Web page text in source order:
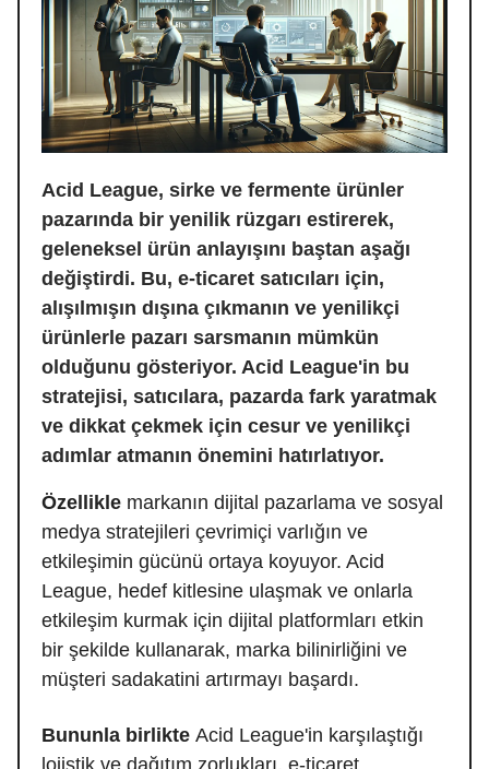
Acid League, sirke ve fermente ürünler
pazarında bir yenilik rüzgarı estirerek,
geleneksel ürün anlayışını baştan aşağı
değiştirdi. Bu, e-ticaret satıcıları için,
alışılmışın dışına çıkmanın ve yenilikçi
ürünlerle pazarı sarsmanın mümkün
olduğunu gösteriyor. Acid League'in bu
stratejisi, satıcılara, pazarda fark yaratmak
ve dikkat çekmek için cesur ve yenilikçi
adımlar atmanın önemini hatırlatıyor.
Özellikle markanın dijital pazarlama ve sosyal
medya stratejileri çevrimiçi varlığın ve
etkileşimin gücünü ortaya koyuyor. Acid
League, hedef kitlesine ulaşmak ve onlarla
etkileşim kurmak için dijital platformları etkin
bir şekilde kullanarak, marka bilinirliğini ve
müşteri sadakatini artırmayı başardı.
Bununla birlikte Acid League'in karşılaştığı